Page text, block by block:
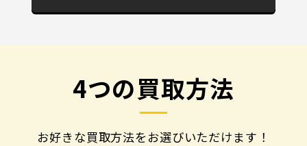
4つの買取方法
お好きな買取方法をお選びいただけます！